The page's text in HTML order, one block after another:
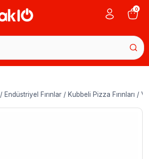
0
/ Endüstriyel Fırınlar / Kubbeli Pizza Fırınları /